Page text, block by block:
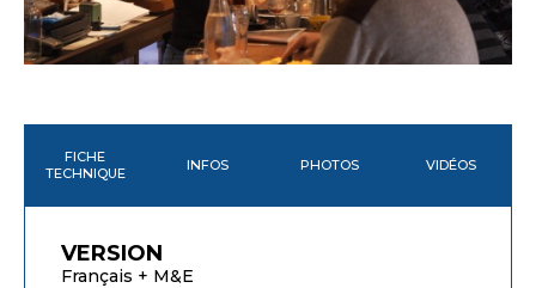
FICHE
TECHNIQUE
INFOS PHOTOS VIDÉOS
VERSION
Français + M&E